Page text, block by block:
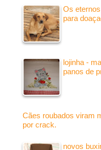
Os
para
lojinha -
panos de
Cães roubados viram
por crack.
novos